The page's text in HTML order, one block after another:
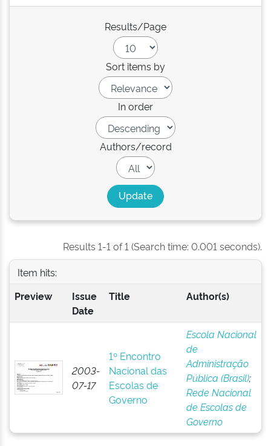
Results/Page
Sort items by
In order
Authors/record
Results 1-1 of 1 (Search time: 0.001 seconds).
Item hits:
Preview
Issue
Date
Title Author(s)
2003-
07-17
1º Encontro
Nacional das
Escolas de
Governo
Escola Nacional
de
Administração
Pública (Brasil);
Rede Nacional
de Escolas de
Governo